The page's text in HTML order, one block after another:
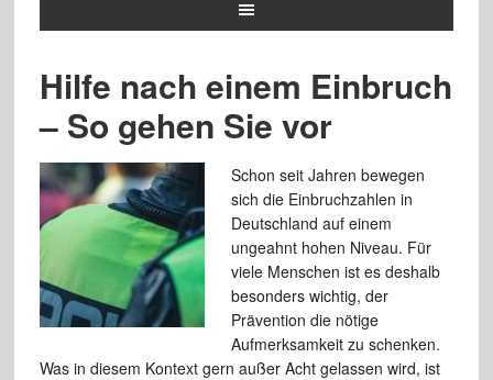
Hilfe nach einem Einbruch
– So gehen Sie vor
Schon seit Jahren bewegen
sich die Einbruchzahlen in
Deutschland auf einem
ungeahnt hohen Niveau. Für
viele Menschen ist es deshalb
besonders wichtig, der
Prävention die nötige
Aufmerksamkeit zu schenken.
Was in diesem Kontext gern außer Acht gelassen wird, ist